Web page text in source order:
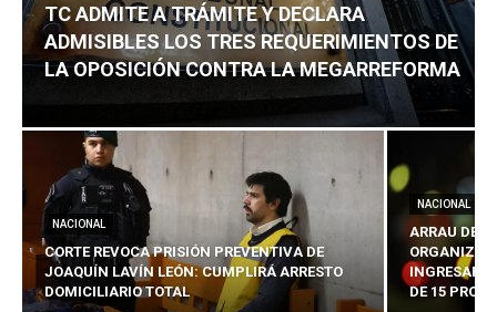
TC ADMITE A TRÁMITE Y DECLARA
ADMISIBLES LOS TRES REQUERIMIENTOS DE
LA OPOSICIÓN CONTRA LA MEGARREFORMA
NACIONAL
CORTE REVOCA PRISIÓN PREVENTIVA DE
JOAQUÍN LAVÍN LEÓN: CUMPLIRÁ ARRESTO
DOMICILIARIO TOTAL
NACIONAL
ARRAU
INGRESARÁ
DE 15